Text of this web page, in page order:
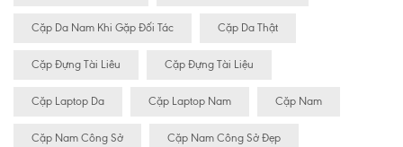
Cặp Da Nam Khi Gặp Đối Tác Cặp Da Thật
Cặp Đựng Tài Liêu Cặp Đựng Tài Liệu
Cặp Laptop Da Cặp Laptop Nam Cặp Nam
Cặp Nam Công Sở Cặp Nam Công Sở Đẹp